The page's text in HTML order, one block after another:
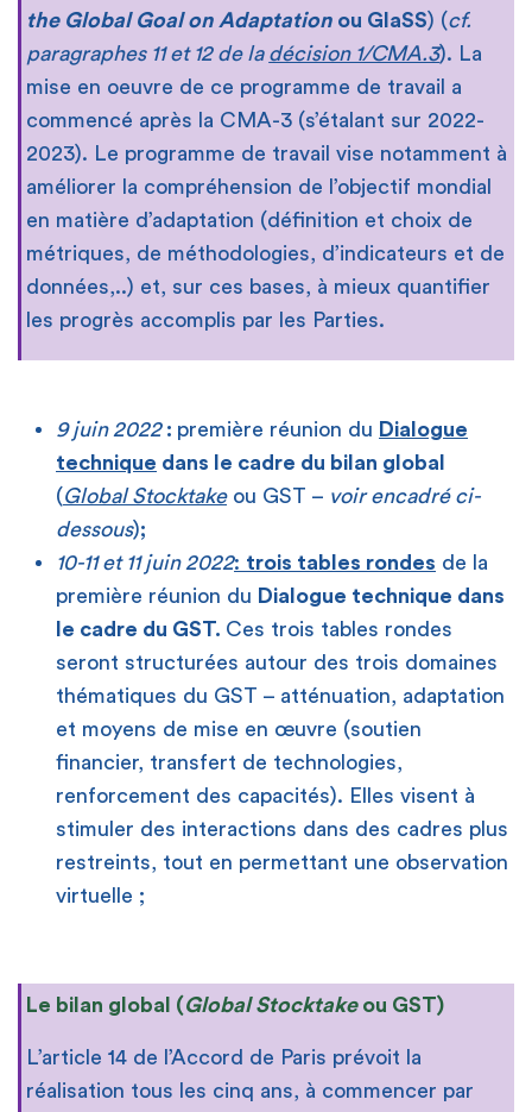
the Global Goal on Adaptation ou GlaSS) (cf.
paragraphes 11 et 12 de la décision 1/CMA.3). La
mise en oeuvre de ce programme de travail a
commencé après la CMA-3 (s’étalant sur 2022-
2023). Le programme de travail vise notamment à
améliorer la compréhension de l’objectif mondial
en matière d’adaptation (définition et choix de
métriques, de méthodologies, d’indicateurs et de
données,..) et, sur ces bases, à mieux quantifier
les progrès accomplis par les Parties.
9 juin 2022 : première réunion du Dialogue
technique dans le cadre du bilan global
(Global Stocktakeou GST – voir encadré ci-
dessous);
10-11 et 11 juin 2022: trois tables rondes de la
première réunion du Dialogue technique dans
le cadre du GST. Ces trois tables rondes
seront structurées autour des trois domaines
thématiques du GST – atténuation, adaptation
et moyens de mise en œuvre (soutien
financier, transfert de technologies,
renforcement des capacités). Elles visent à
stimuler des interactions dans des cadres plus
restreints, tout en permettant une observation
virtuelle ;
Le bilan global (Global Stocktakeou GST)
L’article 14 de l’Accord de Paris prévoit la
réalisation tous les cinq ans, à commencer par